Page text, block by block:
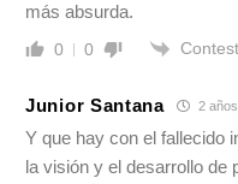
más absurda.
0 0
Junior Santana 2 años
Y que hay con el fallecido
la visión y el desarrollo de